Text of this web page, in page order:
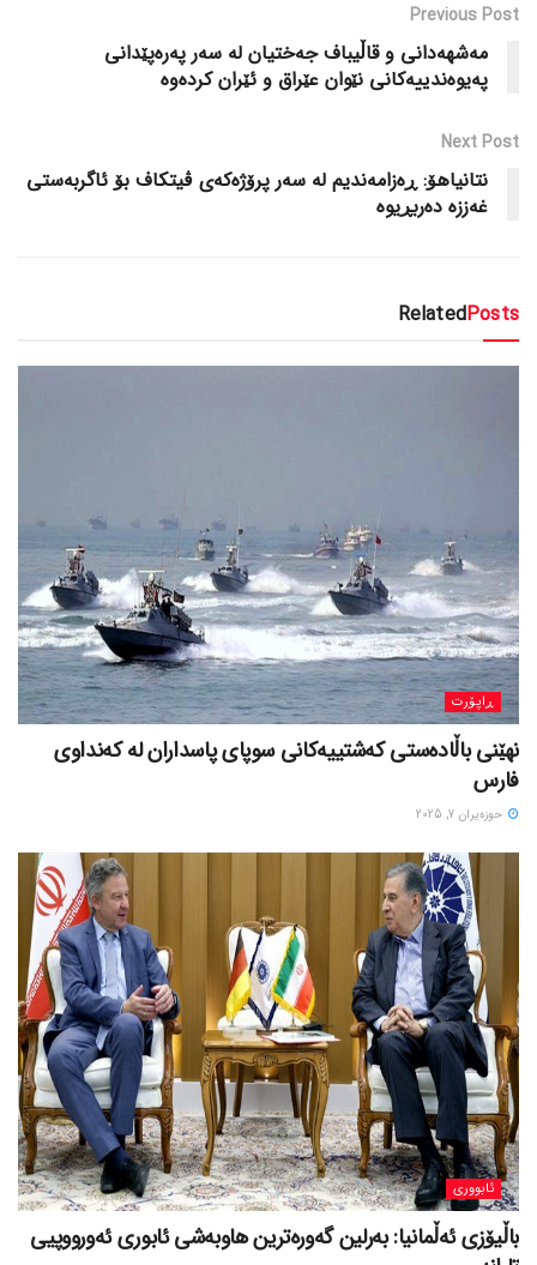
Previous Post
مەشهەدانی و قاڵیباف جەختیان لە سەر پەرەپێدانی
پەیوەندییەکانی نێوان عێراق و ئێران کردەوە
Next Post
نتانیاهۆ: ڕەزامەندیم لە سەر پرۆژەکەی ڤیتکاف بۆ ئاگربەستی
غەززە دەربڕیوە
RelatedPosts
ڕاپۆرت
نهێنی باڵادەستی کەشتییەکانی سوپای پاسداران لە کەنداوی
فارس
حوزه‌یران 7, 2025
ئابووری
باڵیۆزی ئەڵمانیا: بەرلین گەورەترین هاوبەشی ئابوری ئەورووپیی